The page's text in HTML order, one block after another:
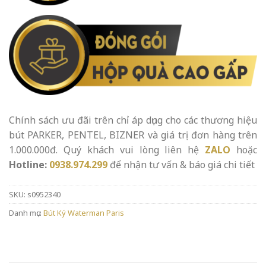
Chính sách ưu đãi trên chỉ áp dụng cho các thương hiệu
bút PARKER, PENTEL, BIZNER và giá trị đơn hàng trên
1.000.000đ. Quý khách vui lòng liên hệ ZALO hoặc
Hotline: 0938.974.299 để nhận tư vấn & báo giá chi tiết
SKU: s0952340
Danh mục: Bút Ký Waterman Paris